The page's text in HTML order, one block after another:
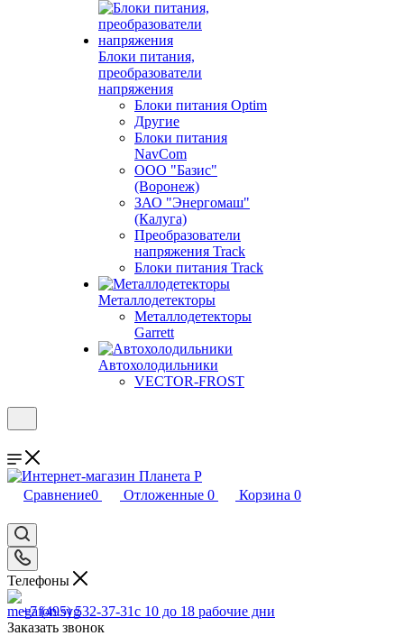
Блоки питания,
преобразователи
напряжения
Блоки питания Optim
Другие
Блоки питания
NavCom
ООО "Базис"
(Воронеж)
ЗАО "Энергомаш"
(Калуга)
Преобразователи
напряжения Track
Блоки питания Track
Металлодетекторы
Металлодетекторы
Garrett
Автохолодильники
VECTOR-FROST
Сравнение0 Отложенные 0 Корзина 0
Телефоны
+7 (495) 532-37-31с 10 до 18 рабочие дни
Заказать звонок